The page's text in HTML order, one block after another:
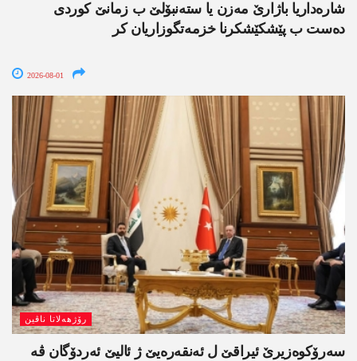
شارەداریا باژارێ مەزن یا ستەنبۆلێ ب زمانێ کوردی
دەست ب پێشکێشکرنا خزمەتگوزاریان کر
2026-08-01
رۆژھەلاتا ناڤین
سەرۆکوەزیرێ ئیراقێ ل ئەنقەرەیێ ژ ئالیێ ئەردۆگان ڤە